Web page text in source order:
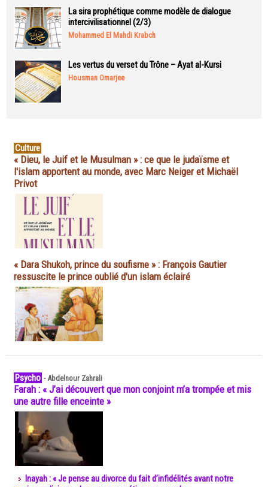
La sira prophétique comme modèle de dialogue
intercivilisationnel (2/3)
Mohammed El Mahdi Krabch
Les vertus du verset du Trône – Ayat al-Kursi
Housman Omarjee
Culture
« Dieu, le Juif et le Musulman » : ce que le judaïsme et
l'islam apportent au monde, avec Marc Neiger et Michaël
Privot
« Dara Shukoh, prince du soufisme » : François Gautier
ressuscite le prince oublié d'un islam éclairé
Psycho -Abdelnour Zahrali
Farah : « J’ai découvert que mon conjoint m’a trompée et mis
une autre fille enceinte »
Inayah : « Je pense au divorce du fait d’infidélités avant notre